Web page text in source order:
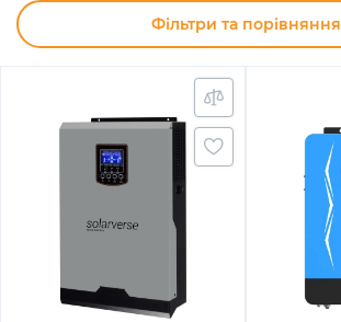
Фільтри та порівняння